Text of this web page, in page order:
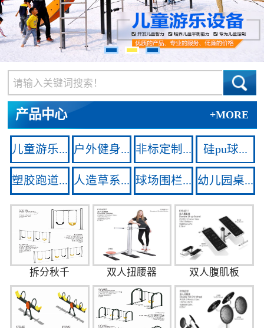
产品中心 +MORE
儿童游乐... 户外健身... 非标定制... 硅pu球...
塑胶跑道... 人造草系... 球场围栏... 幼儿园桌...
拆分秋千 双人扭腰器 双人腹肌板